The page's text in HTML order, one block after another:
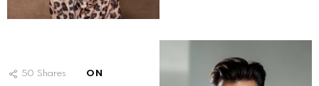
50 Shares ON